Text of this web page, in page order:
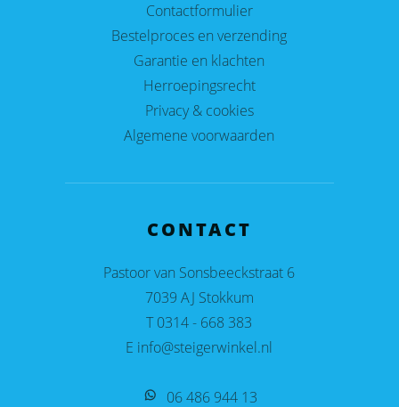
Contactformulier
Bestelproces en verzending
Garantie en klachten
Herroepingsrecht
Privacy & cookies
Algemene voorwaarden
CONTACT
Pastoor van Sonsbeeckstraat 6
7039 AJ Stokkum
T 0314 - 668 383
E info@steigerwinkel.nl
06 486 944 13